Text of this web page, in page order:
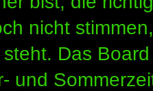
nicht
Das
und